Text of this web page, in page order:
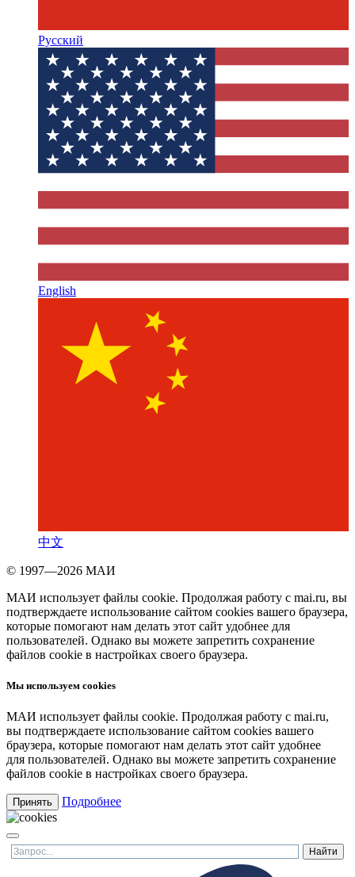
Русский
English
中文
© 1997—2026 МАИ
МАИ использует файлы cookie. Продолжая работу с mai.ru, вы
подтверждаете использование сайтом cookies вашего браузера,
которые помогают нам делать этот сайт удобнее для
пользователей. Однако вы можете запретить сохранение
файлов cookie в настройках своего браузера.
Мы используем cookies
МАИ использует файлы cookie. Продолжая работу с mai.ru,
вы подтверждаете использование сайтом cookies вашего
браузера, которые помогают нам делать этот сайт удобнее
для пользователей. Однако вы можете запретить сохранение
файлов cookie в настройках своего браузера.
Принять Подробнее